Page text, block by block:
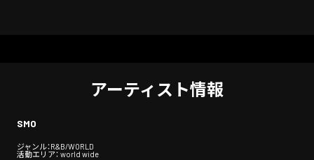
アーティスト情報
SMO
ジャンル：R&B/WORLD
活動エリア： world wide